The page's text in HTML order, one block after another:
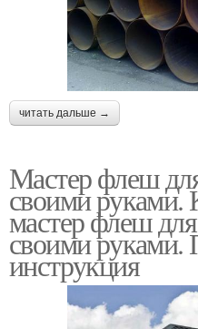
читать дальше →
Мастер флеш
своими руками.
мастер флеш
своими руками.
инструкция